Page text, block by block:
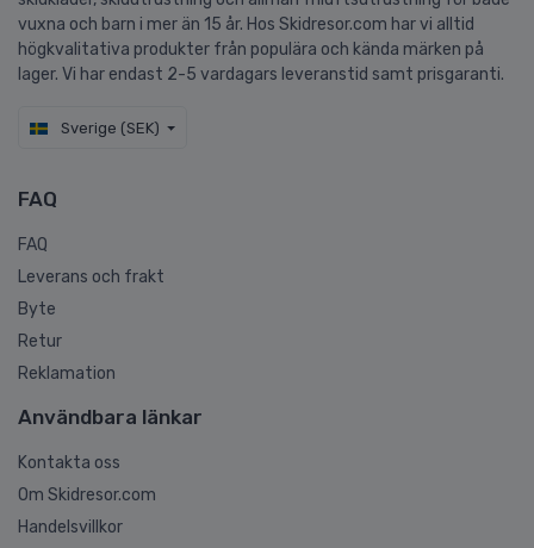
vuxna och barn i mer än 15 år. Hos Skidresor.com har vi alltid
högkvalitativa produkter från populära och kända märken på
lager. Vi har endast 2-5 vardagars leveranstid samt prisgaranti.
Sverige (SEK)
FAQ
FAQ
Leverans och frakt
Byte
Retur
Reklamation
Användbara länkar
Kontakta oss
Om Skidresor.com
Handelsvillkor